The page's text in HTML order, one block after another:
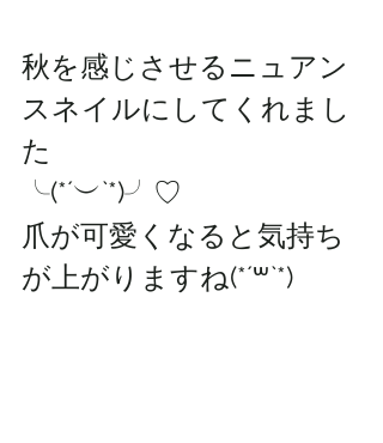
秋を感じさせるニュアン
スネイルにしてくれまし
た
╰(*´︶`*)╯♡
爪が可愛くなると気持ち
が上がりますね(*´꒳`*)